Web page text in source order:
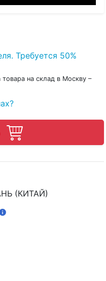
Требуется 50%
на склад в Москву –
(КИТАЙ)